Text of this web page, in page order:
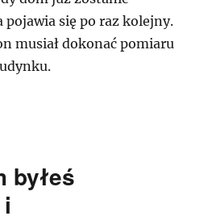
pojawia się po raz kolejny.
musiał dokonać pomiaru
byłeś